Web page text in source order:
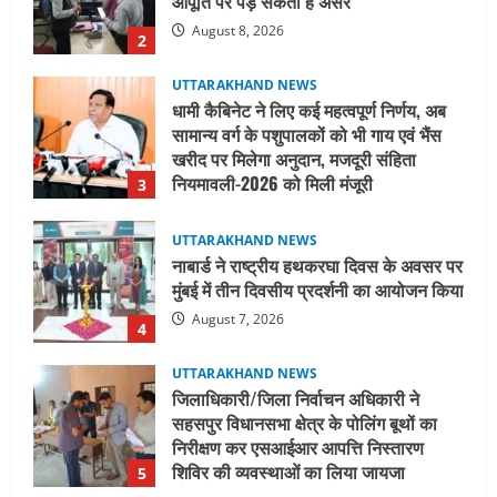
2 August 8, 2026
3
UTTARAKHAND NEWS
धामी कैबिनेट ने लिए कई महत्वपूर्ण निर्णय, अब
सामान्य वर्ग के पशुपालकों को भी गाय एवं भैंस
खरीद पर मिलेगा अनुदान, मजदूरी संहिता
नियमावली-2026 को मिली मंजूरी
4
UTTARAKHAND NEWS
नाबार्ड ने राष्ट्रीय हथकरघा दिवस के अवसर पर
मुंबई में तीन दिवसीय प्रदर्शनी का आयोजन किया
August 7, 2026
5
UTTARAKHAND NEWS
जिलाधिकारी/जिला निर्वाचन अधिकारी ने
सहसपुर विधानसभा क्षेत्र के पोलिंग बूथों का
निरीक्षण कर एसआईआर आपत्ति निस्तारण
शिविर की व्यवस्थाओं का लिया जायजा